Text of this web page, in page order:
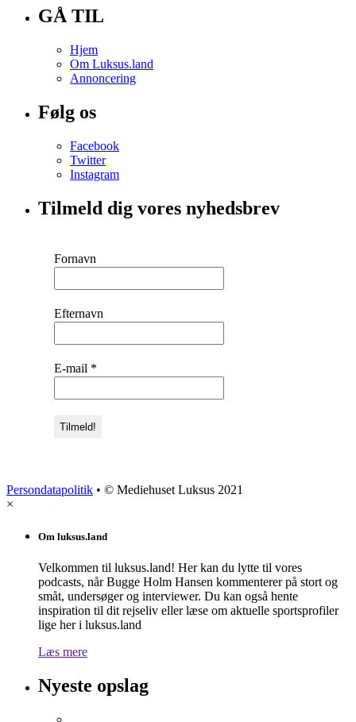
GÅ TIL
Hjem
Om Luksus.land
Annoncering
Følg os
Facebook
Twitter
Instagram
Tilmeld dig vores nyhedsbrev
Fornavn
Efternavn
E-mail *
Persondatapolitik • © Mediehuset Luksus 2021
×
Om luksus.land
Velkommen til luksus.land! Her kan du lytte til vores
podcasts, når Bugge Holm Hansen kommenterer på stort og
småt, undersøger og interviewer. Du kan også hente
inspiration til dit rejseliv eller læse om aktuelle sportsprofiler
lige her i luksus.land
Læs mere
Nyeste opslag